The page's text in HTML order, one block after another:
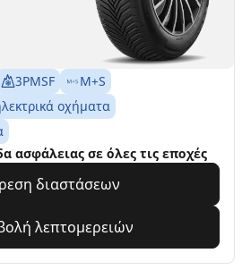
3PMSF
M+S
οχήματα
ασφάλειας σε όλες τις εποχές
διαστάσεων
λεπτομερειών